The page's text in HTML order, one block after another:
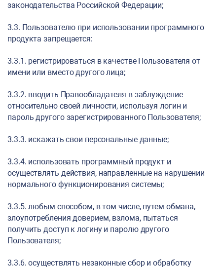
законодательства Российской Федерации;
3.3. Пользователю при использовании программного
продукта запрещается:
3.3.1. регистрироваться в качестве Пользователя от
имени или вместо другого лица;
3.3.2. вводить Правообладателя в заблуждение
относительно своей личности, используя логин и
пароль другого зарегистрированного Пользователя;
3.3.3. искажать свои персональные данные;
3.3.4. использовать программный продукт и
осуществлять действия, направленные на нарушении
нормального функционирования системы;
3.3.5. любым способом, в том числе, путем обмана,
злоупотребления доверием, взлома, пытаться
получить доступ к логину и паролю другого
Пользователя;
3.3.6. осуществлять незаконные сбор и обработку